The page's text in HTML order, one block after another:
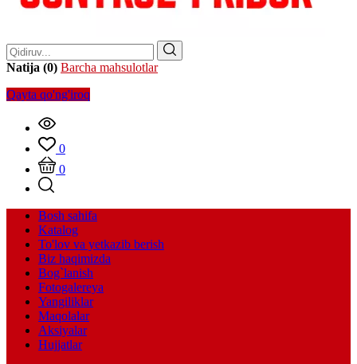
Natija (0) Barcha mahsulotlar
Qayta qo'ng'iroq
0
0
Bosh sahifa
Katalog
To'lov va yetkazib berish
Biz haqimizda
Bog`lanish
Fotogalereya
Yangiliklar
Maqolalar
Aksiyalar
Hujjatlar